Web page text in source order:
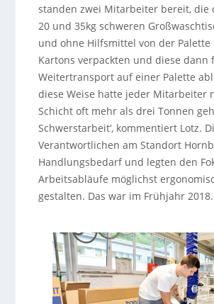
standen zwei Mitarbeiter bereit, die
20 und 35kg schweren
und ohne Hilfsmittel von der Palette
Kartons verpackten und diese dann
Weitertransport auf einer Palette
diese Weise hatte jeder Mitarbeiter
Schicht oft mehr als drei Tonnen
Schwerstarbeit‘, kommentiert Lotz.
Verantwortlichen am Standort
Handlungsbedarf und legten den
Arbeitsabläufe möglichst
gestalten. Das war im Frühjahr 2018.